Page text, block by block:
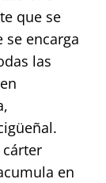
que se
se encarga
las
en